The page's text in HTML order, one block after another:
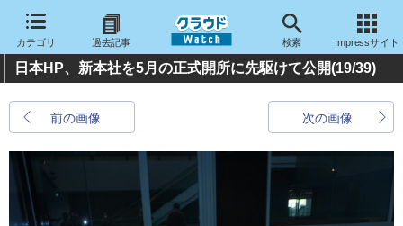
カテゴリ 過去記事 検索 Impressサイト
日本HP、新本社を5月の正式開所に先駆けて公開(19/39)
前の画像 次の画像